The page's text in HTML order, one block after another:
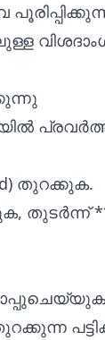
തുറക്കുക.
തുടർന്ന്